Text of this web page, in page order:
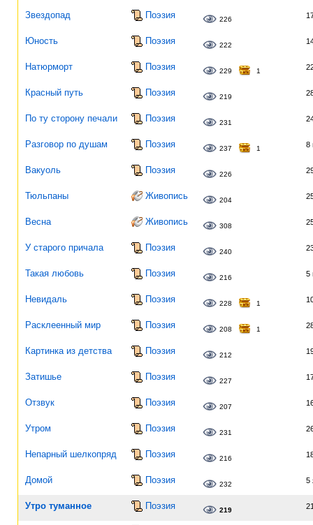
Звездопад Поэзия 226
Юность Поэзия 222
Натюрморт Поэзия 229 1
Красный путь Поэзия 219
По ту сторону печали Поэзия 231
Разговор по душам Поэзия 237 1 8
Вакуоль Поэзия 226
Тюльпаны Живопись 204
Весна Живопись 308
У старого причала Поэзия 240
Такая любовь Поэзия 216 5
Невидаль Поэзия 228 1
Расклеенный мир Поэзия 208 1
Картинка из детства Поэзия 212
Затишье Поэзия 227
Отзвук Поэзия 207
Утром Поэзия 231
Непарный шелкопряд Поэзия 216
Домой Поэзия 232 5
Утро туманное Поэзия 219